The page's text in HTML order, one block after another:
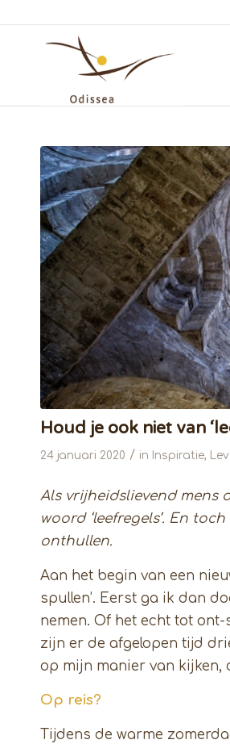
Houd je ook niet van
24 januari 2020 / in Inspiratie,
Als vrijheidslievend mens
woord ‘leefregels’. En
onthullen.
Aan het begin van een
spullen’. Eerst ga ik dan
nemen. Of het echt tot
zijn er de afgelopen tijd
op mijn manier van kijken,
Op reis?
Tijdens de warme